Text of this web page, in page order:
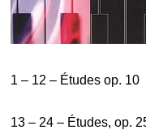
1 – 12 – Études op. 10
13 – 24 – Études, op.